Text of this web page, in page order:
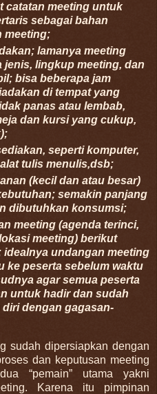
catatan meeting untuk
sebagai bahan
meeting;
lamanya meeting
lingkup meeting, dan
bisa beberapa jam
di tempat yang
panas atau lembab,
dan kursi yang cukup,
seperti komputer,
tulis menulis,dsb;
(kecil dan atau besar)
semakin panjang
dibutuhkan konsumsi;
meeting (agenda terinci,
meeting) berikut
idealnya undangan meeting
ke peserta sebelum waktu
agar semua peserta
untuk hadir dan sudah
dengan gagasan-
dipersiapkan dengan
dan keputusan meeting
“pemain” utama yakni
Karena itu pimpinan